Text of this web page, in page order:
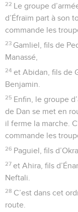
22 Le groupe
d’Éfraïm part à son
commande les
23 Gamliel, fils de
Manassé,
24 et Abidan, fils de
Benjamin.
25 Enfin, le groupe
de Dan se met en
il ferme la marche.
commande les
26 Paguiel, fils
27 et Ahira, fils
Neftali.
28 C’est dans cet
route.